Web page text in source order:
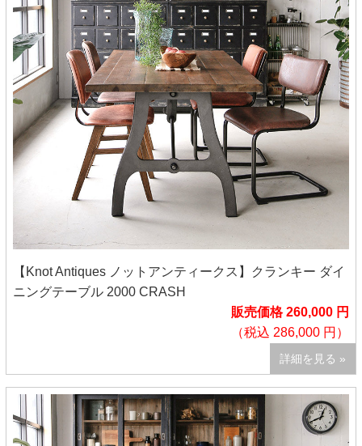
【Knot Antiques ノットアンティークス】クランキー ダイ
ニングテーブル 2000 CRASH
販売価格 260,000 円
（税込 286,000 円）
詳細を見る »